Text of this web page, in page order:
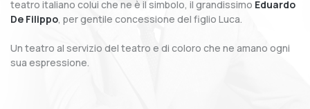
teatro italiano colui che ne è il simbolo, il grandissimo Eduardo
De Filippo, per gentile concessione del figlio Luca.
Un teatro al servizio del teatro e di coloro che ne amano ogni
sua espressione.